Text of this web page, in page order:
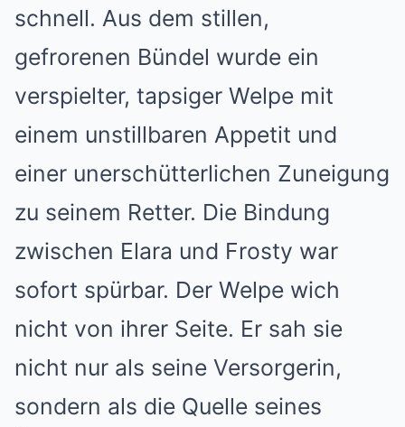
schnell. Aus dem stillen,
gefrorenen Bündel wurde ein
verspielter, tapsiger Welpe mit
einem unstillbaren Appetit und
einer unerschütterlichen Zuneigung
zu seinem Retter. Die Bindung
zwischen Elara und Frosty war
sofort spürbar. Der Welpe wich
nicht von ihrer Seite. Er sah sie
nicht nur als seine Versorgerin,
sondern als die Quelle seines